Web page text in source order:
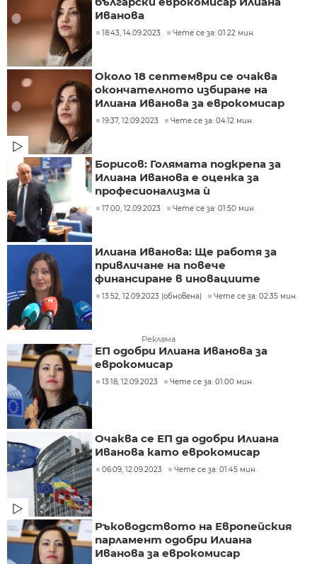
Иванова
18:43, 14.09.2023 Чете се за: 01:22 мин.
Около 18 септември се очаква
окончателното избиране на
Илиана Иванова за еврокомисар
19:37, 12.09.2023 Чете се за: 04:12 мин.
Борисов: Голямата подкрепа за
Илиана Иванова е оценка за
професионализма ѝ
17:00, 12.09.2023 Чете се за: 01:50 мин.
Илиана Иванова: Ще работя за
привличане на повече
финансиране в иновациите
13:52, 12.09.2023 (обновена) Чете се за: 02:35 мин.
Реклама
ЕП одобри Илиана Иванова за
еврокомисар
13:18, 12.09.2023 Чете се за: 01:00 мин.
Очаква се ЕП да одобри Илиана
Иванова като еврокомисар
06:09, 12.09.2023 Чете се за: 01:45 мин.
Ръководството на Европейския
парламент одобри Илиана
Иванова за еврокомисар